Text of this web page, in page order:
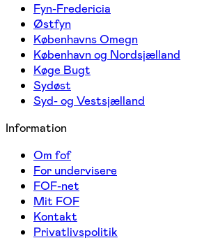
Fyn-Fredericia
Østfyn
Københavns Omegn
København og Nordsjælland
Køge Bugt
Sydøst
Syd- og Vestsjælland
Information
Om fof
For undervisere
FOF-net
Mit FOF
Kontakt
Privatlivspolitik